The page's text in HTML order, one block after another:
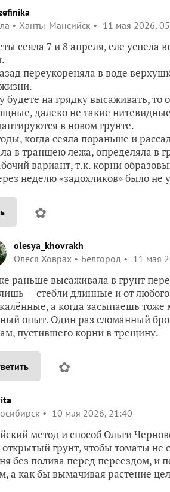
Ханты-Мансийск 11 мая 2026,
сеяла 7 и 8 апреля, еле успела
переукореняла в воде
будете на грядку высаживать, то
далеко не такие
в новом грунте.
когда сеяла пораньше и
в траншею лежа, определяла в
вариант, т.к. корни
неделю «задохликов» было не
✿
olesya_khovrakh
Олеся Ховрах
Белгород 11 мая
раньше высаживала в грунт
— стебли длинные и от
а когда засыпаешь
опыт. Один раз сломанный
пустившего корни в трещину.
✿
10 мая 2026, 21:40
метод и способ Ольги
грунт, чтобы томаты не
без полива перед переездом, и
а как бы вымачивая растение